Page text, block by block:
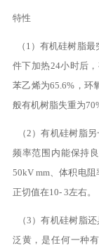
特性
（1）有机硅树脂
件下加热24小时后
苯乙烯为65.6%，环
般有机树脂失重为
（2）有机硅树脂
频率范围内能保持
50kV mm、体积电
正切值在10- 3左右。
（3）有机硅树脂
泛黄，是任何一种